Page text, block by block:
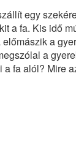
egy
a fa. Kis idő
a
a
fa alól? Mire